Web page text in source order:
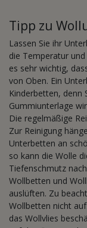
Tipp zu
Lassen Sie ihr
die Temperatur
es sehr wichtig,
von Oben. Ein
Kinderbetten, denn
Gummiunterlage
Die regelmäßige
Zur Reinigung
Unterbetten an
so kann die Wolle
Tiefenschmutz
Wollbetten und
auslüften. Zu
Wollbetten nicht
das Wollvlies